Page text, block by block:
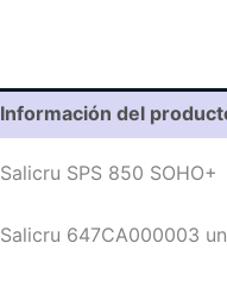
Información del
Salicru SPS 850 SOHO+
Salicru 647CA000003